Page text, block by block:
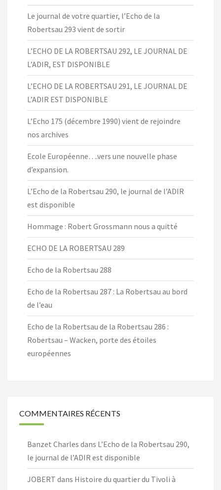
Le journal de votre quartier, l’Echo de la
Robertsau 293 vient de sortir
L’ECHO DE LA ROBERTSAU 292, LE JOURNAL DE
L’ADIR, EST DISPONIBLE
L’ECHO DE LA ROBERTSAU 291, LE JOURNAL DE
L’ADIR EST DISPONIBLE
L’Echo 175 (décembre 1990) vient de rejoindre
nos archives
Ecole Européenne….vers une nouvelle phase
d’expansion.
L’Echo de la Robertsau 290, le journal de l’ADIR
est disponible
Hommage : Robert Grossmann nous a quitté
ECHO DE LA ROBERTSAU 289
Echo de la Robertsau 288
Echo de la Robertsau 287 : La Robertsau au bord
de l’eau
Echo de la Robertsau de la Robertsau 286 :
Robertsau – Wacken, porte des étoiles
européennes
COMMENTAIRES RÉCENTS
Banzet Charles dans L’Echo de la Robertsau 290,
le journal de l’ADIR est disponible
JOBERT dans Histoire du quartier du Tivoli à